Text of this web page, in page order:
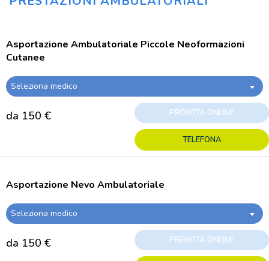
Asportazione Ambulatoriale Piccole Neoformazioni
Cutanee
Seleziona medico
da 150 € PRENOTA ONLINE
TELEFONA
Asportazione Nevo Ambulatoriale
Seleziona medico
da 150 € PRENOTA ONLINE